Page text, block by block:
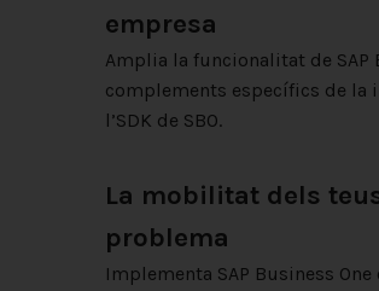
empresa
Amplia la funcionalitat de
complements específics de
l’SDK de SBO.
La mobilitat dels
problema
Implementa SAP Business